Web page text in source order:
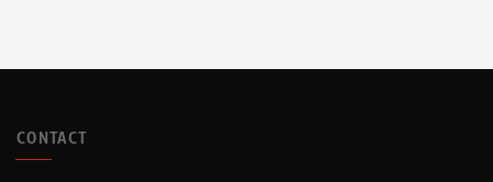
CONTACT